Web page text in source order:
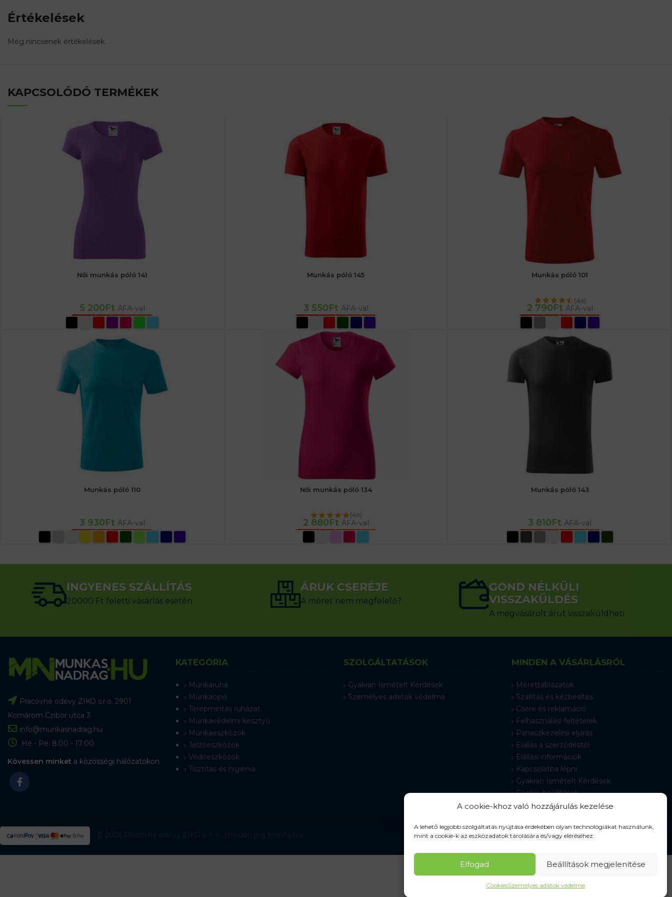
A cookie-khoz való hozzájárulás kezelése
A lehető legjobb szolgáltatás nyújtása érdekében olyan technológiákat használunk,
mint a cookie-k az eszközadatok tárolására és/vagy eléréséhez.
Elfogad Beállítások megjelenítése
CookiesSzemélyes adatok védelme
Értékelések
Még nincsenek értékelések.
KAPCSOLÓDÓ TERMÉKEK
Női munkás póló 141
5 200Ft ÁFA-val
OPCIÓK VÁLASZTÁSA
Munkás póló 145
3 550Ft ÁFA-val
OPCIÓK VÁLASZTÁSA
Munkás póló 101
(4x)
2 790Ft ÁFA-val
OPCIÓK VÁLASZTÁSA
Munkás póló 110
3 930Ft ÁFA-val
OPCIÓK VÁLASZTÁSA
Női munkás póló 134
(4x)
2 880Ft ÁFA-val
OPCIÓK VÁLASZTÁSA
Munkás póló 143
3 810Ft ÁFA-val
OPCIÓK VÁLASZTÁSA
INGYENES SZÁLLÍTÁS
20000 Ft feletti vásárlás esetén
ÁRUK CSERÉJE
A méret nem megfelelő?
GOND NÉLKÜLI
VISSZAKÜLDÉS
A megvásárolt árut visszaküldheti
Pracovné odevy ZIKO s.r.o. 2901
Komárom Czibor utca 3
info@munkasnadrag.hu
Hé - Pé: 8:00 - 17:00
Kövessen minket a közösségi hálózatokon
KATEGÓRIA
Munkaruha
Munkacipő
Terepmintás ruházat
Munkavédelmi kesztyű
Munkaeszközök
Jelzőeszközök
Védőeszközök
Tisztítás és higiénia
SZOLGÁLTATÁSOK
Gyakran Ismételt Kérdések
Személyes adatok védelme
MINDEN A VÁSÁRLÁSRÓL
Mérettáblázatok
Szállítás és kézbesítés
Csere és reklamáció
Felhasználási feltételek
Panaszkezelési eljárás
Elállás a szerződéstől
Elállási információk
Kapcsolatba lépni
Gyakran Ismételt Kérdések
Cookie-beállítások